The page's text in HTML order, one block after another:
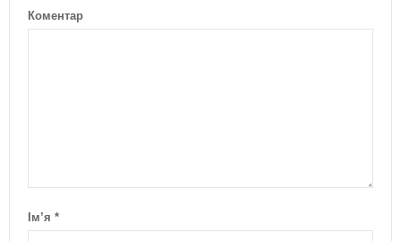
Коментар
Ім’я *